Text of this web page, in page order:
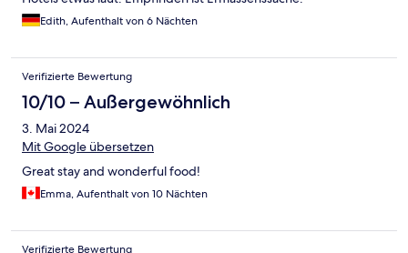
Edith, Aufenthalt von 6 Nächten
Verifizierte Bewertung
10/10 – Außergewöhnlich
3. Mai 2024
Mit Google übersetzen
Great stay and wonderful food!
Emma, Aufenthalt von 10 Nächten
Verifizierte Bewertung